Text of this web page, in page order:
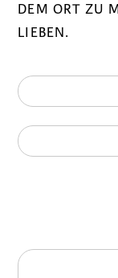
DEM ORT ZU
LIEBEN.